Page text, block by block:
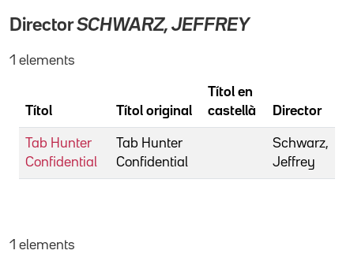
DirectorSCHWARZ, JEFFREY
1 elements
Títol Títol original
Títol en
castellà
Director
Tab Hunter
Confidential
Tab Hunter
Confidential
Schwarz,
Jeffrey
1 elements